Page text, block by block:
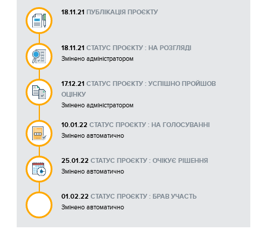
18.11.21 ПУБЛІКАЦІЯ ПРОЄКТУ
18.11.21 СТАТУС ПРОЄКТУ : НА РОЗГЛЯДІ
Змінено адміністратором
17.12.21 СТАТУС ПРОЄКТУ : УСПІШНО ПРОЙШОВ
ОЦІНКУ
Змінено адміністратором
10.01.22 СТАТУС ПРОЄКТУ : НА ГОЛОСУВАННІ
Змінено автоматично
25.01.22 СТАТУС ПРОЄКТУ : ОЧІКУЄ РІШЕННЯ
Змінено автоматично
01.02.22 СТАТУС ПРОЄКТУ : БРАВ УЧАСТЬ
Змінено автоматично